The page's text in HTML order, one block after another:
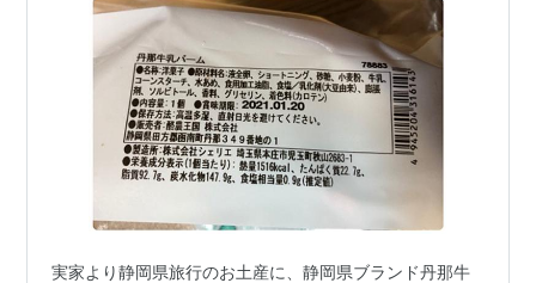
実家より静岡県旅行のお土産に、静岡県ブランド丹那牛